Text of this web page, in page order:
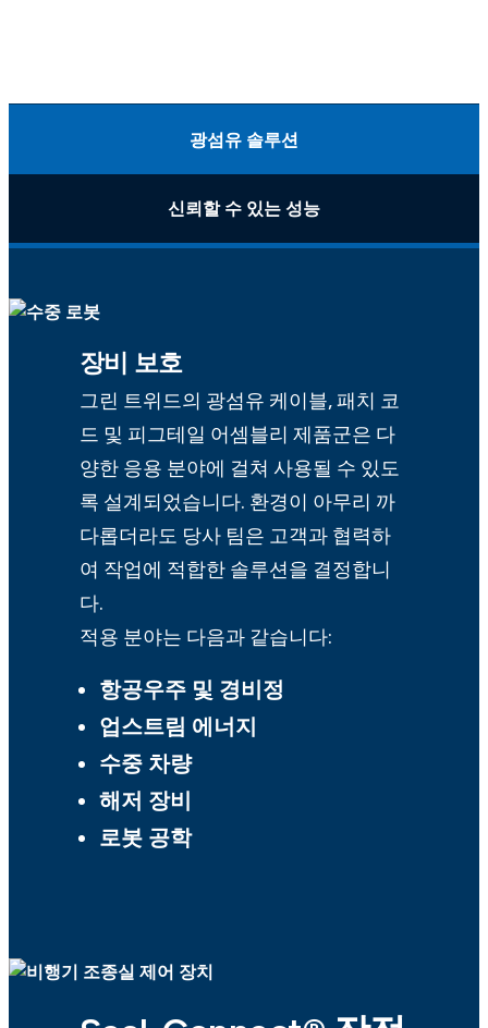
광섬유 솔루션
신뢰할 수 있는 성능
장비 보호
그린 트위드의 광섬유 케이블, 패치 코
드 및 피그테일 어셈블리 제품군은 다
양한 응용 분야에 걸쳐 사용될 수 있도
록 설계되었습니다. 환경이 아무리 까
다롭더라도 당사 팀은 고객과 협력하
여 작업에 적합한 솔루션을 결정합니
다.
적용 분야는 다음과 같습니다:
항공우주 및 경비정
업스트림 에너지
수중 차량
해저 장비
로봇 공학